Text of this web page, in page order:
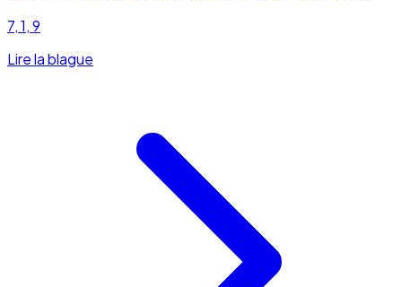
7, 1, 9
Lire la blague